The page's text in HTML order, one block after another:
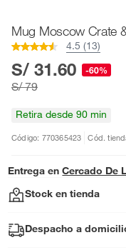
Mug Moscow Crate
4.5 (13)
S/ 31.60 -60%
S/ 79
Retira desde 90 min
Código: 770365423 Cód.
Entrega en Cercado De
Stock en tienda
Despacho a